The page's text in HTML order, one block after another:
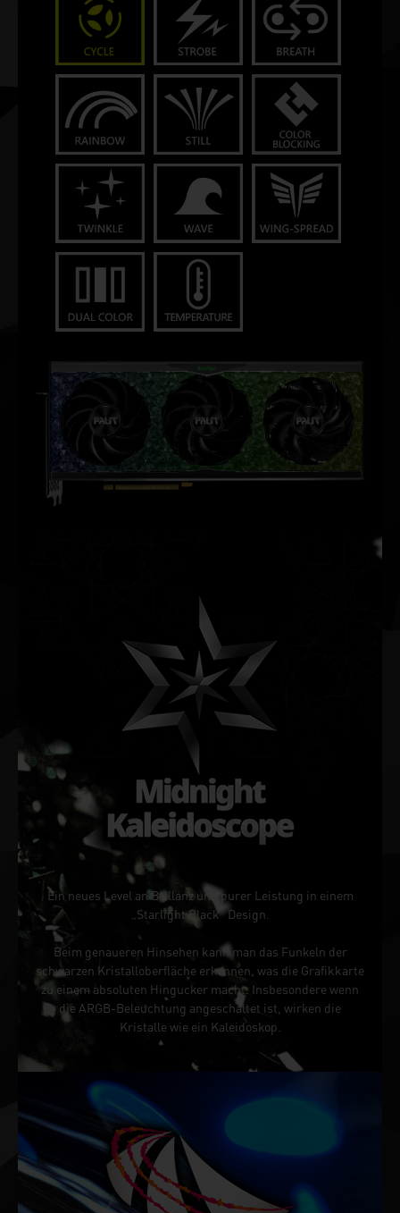
Ein neues Level an Brillanz und purer Leistung in einem
„Starlight Black“ Design.
Beim genaueren Hinsehen kann man das Funkeln der
schwarzen Kristalloberfläche erkennen, was die Grafikkarte
zu einem absoluten Hingucker macht. Insbesondere wenn
die ARGB-Beleuchtung angeschaltet ist, wirken die
Kristalle wie ein Kaleidoskop.